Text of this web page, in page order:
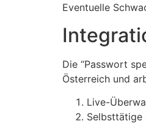
Eventuelle
Die “Passwort
Österreich und
Live-
Selbsttätige